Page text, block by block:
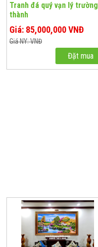
Tranh đá quý vạn lý trường
thành
Giá: 85,000,000 VNĐ
Giá NY: VNĐ
Đặt mua